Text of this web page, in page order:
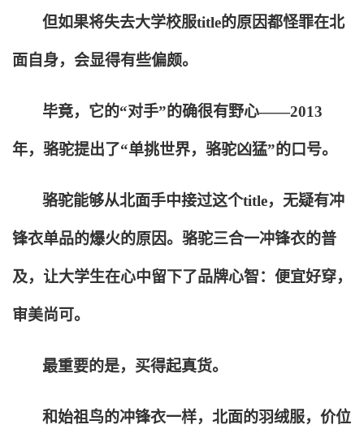
但如果将失去大学校服title的原因都怪罪在北
面自身，会显得有些偏颇。
毕竟，它的“对手”的确很有野心——2013
年，骆驼提出了“单挑世界，骆驼凶猛”的口号。
骆驼能够从北面手中接过这个title，无疑有冲
锋衣单品的爆火的原因。骆驼三合一冲锋衣的普
及，让大学生在心中留下了品牌心智：便宜好穿，
审美尚可。
最重要的是，买得起真货。
和始祖鸟的冲锋衣一样，北面的羽绒服，价位